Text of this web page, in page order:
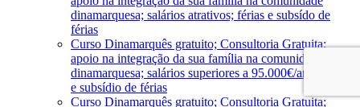
dinamarquesa; salários atrativos; férias e subsído de
férias
Curso Dinamarquês gratuito; Consultoria Gratuita;
apoio na integração da sua família na comunidade
dinamarquesa; salários superiores a 95.000€/ano; férias
e subsídio de férias
Curso Dinamarquês gratuito; Consultoria Gratuita;